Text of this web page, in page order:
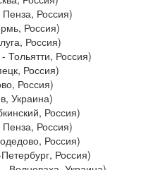
Россия)
Россия)
Россия)
Тольятти, Россия)
Россия)
Россия)
Украина)
Россия)
Россия)
Россия)
Россия)